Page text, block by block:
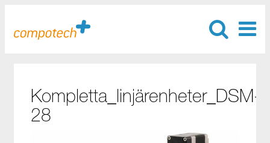
Kompletta_linjärenheter_DSM-
28